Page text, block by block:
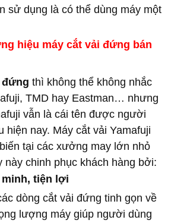
sử dụng là có thể dùng máy một
hiệu máy cắt vải đứng bán
đứng thì không thể không nhắc
TMD hay Eastman… nhưng
vẫn là cái tên được người
hiện nay. Máy cắt vải Yamafuji
tại các xưởng may lớn nhỏ
này chinh phục khách hàng bởi:
minh, tiện lợi
dòng cắt vải đứng tinh gọn về
lượng máy giúp người dùng